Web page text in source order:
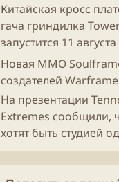
Китайская кросс
гача гриндилка
запустится 11
Новая ММО
создателей Warframe
На презентации
Extremes сообщили,
хотят быть студией